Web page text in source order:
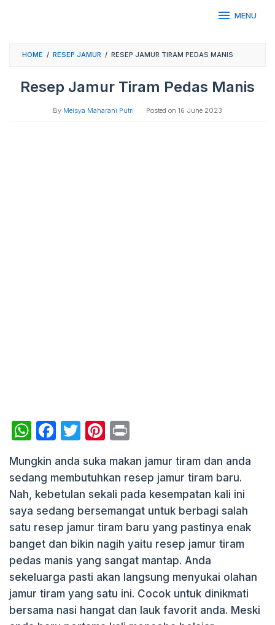
MENU
HOME / RESEP JAMUR / RESEP JAMUR TIRAM PEDAS MANIS
Resep Jamur Tiram Pedas Manis
By Meisya Maharani Putri Posted on 16 June 2023
W
at
s
A
p
p
F
c
e
b
o
o
k
T
itt
er
Pi
er
e
st
nt
Mungkin anda suka makan jamur tiram dan anda
sedang membutuhkan resep jamur tiram baru.
Nah, kebetulan sekali pada kesempatan kali ini
saya sedang bersemangat untuk berbagi salah
satu resep jamur tiram baru yang pastinya enak
banget dan bikin nagih yaitu resep jamur tiram
pedas manis yang sangat mantap. Anda
sekeluarga pasti akan langsung menyukai olahan
jamur tiram yang satu ini. Cocok untuk dinikmati
bersama nasi hangat dan lauk favorit anda. Meski